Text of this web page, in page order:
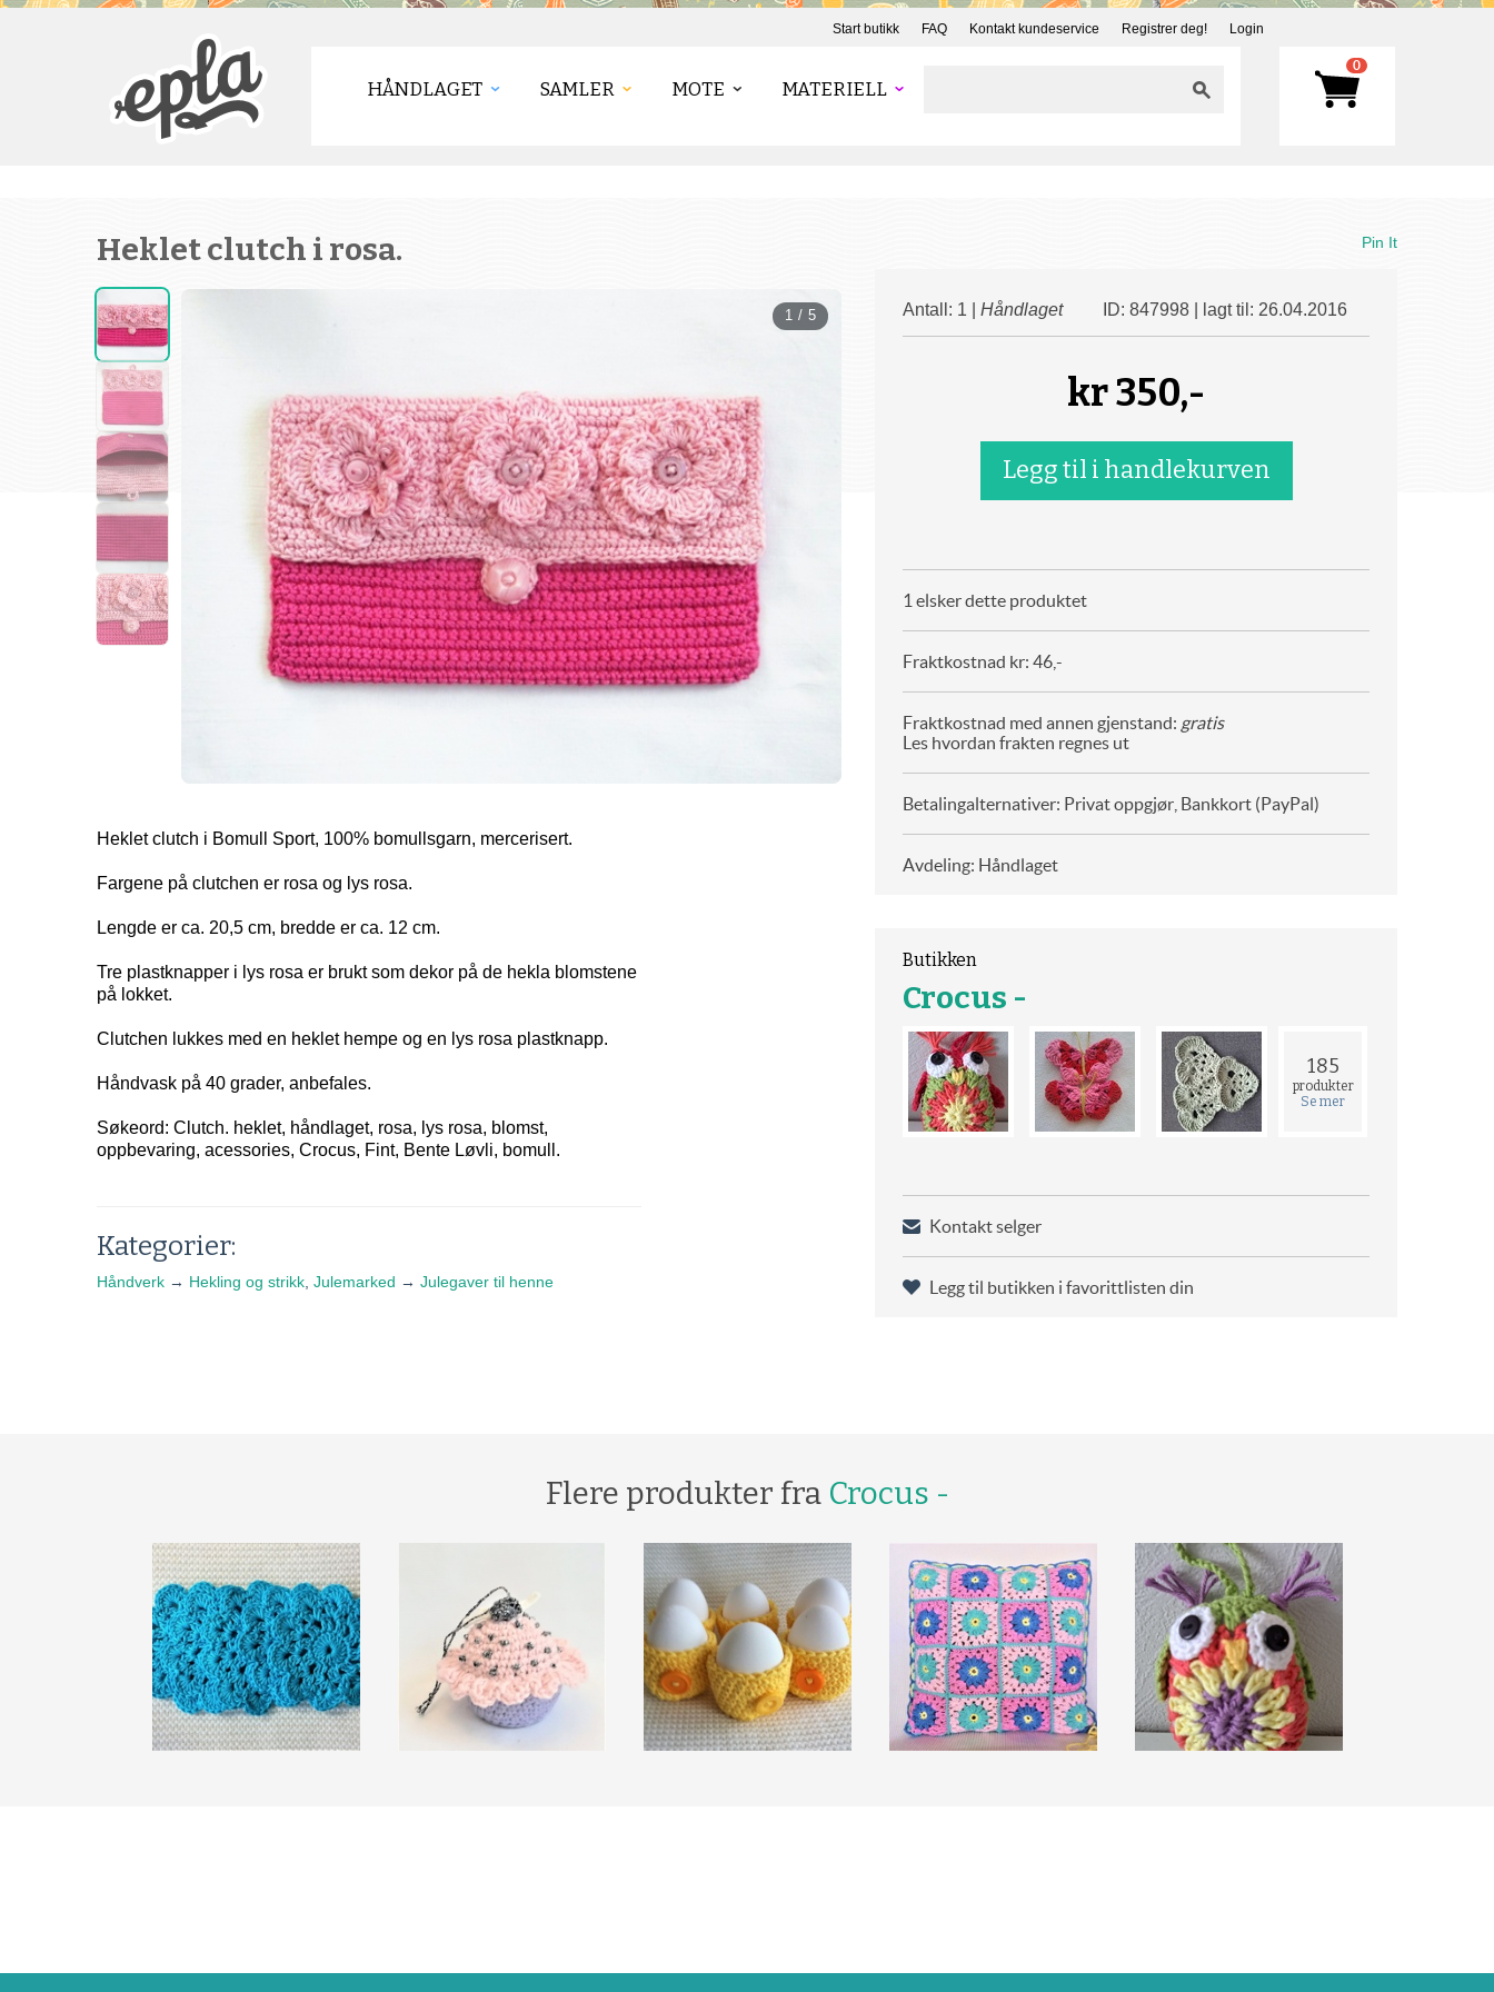
Start butikk FAQ Kontakt kundeservice Registrer deg! Login
HÅNDLAGET SAMLER MOTE MATERIELL
0
Heklet clutch i rosa.
1 / 5
Heklet clutch i Bomull Sport, 100% bomullsgarn, mercerisert.
Fargene på clutchen er rosa og lys rosa.
Lengde er ca. 20,5 cm, bredde er ca. 12 cm.
Tre plastknapper i lys rosa er brukt som dekor på de hekla blomstene
på lokket.
Clutchen lukkes med en heklet hempe og en lys rosa plastknapp.
Håndvask på 40 grader, anbefales.
Søkeord: Clutch. heklet, håndlaget, rosa, lys rosa, blomst,
oppbevaring, acessories, Crocus, Fint, Bente Løvli, bomull.
Kategorier:
Håndverk → Hekling og strikk Julemarked → Julegaver til henne
Pin It
Antall: 1 | Håndlaget ID: 847998 | lagt til: 26.04.2016
kr350,-
1 elsker dette produktet
Fraktkostnad kr: 46,-
Fraktkostnad med annen gjenstand: gratis
Les hvordan frakten regnes ut
Betalingalternativer: Privat oppgjør, Bankkort (PayPal)
Avdeling: Håndlaget
Butikken
Crocus -
185
produkter
Se mer
Kontakt selger
Legg til butikken i favorittlisten din
Flere produkter fra Crocus -